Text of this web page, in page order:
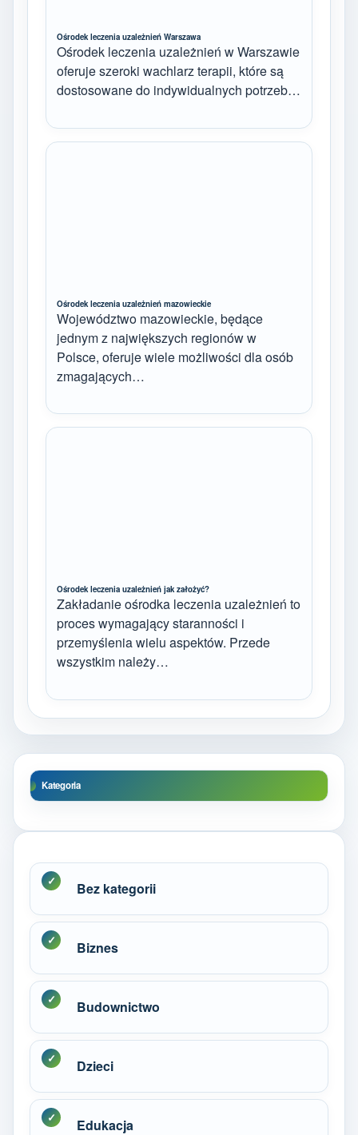
Ośrodek leczenia uzależnień Warszawa
Ośrodek leczenia uzależnień w Warszawie
oferuje szeroki wachlarz terapii, które są
dostosowane do indywidualnych potrzeb…
Ośrodek leczenia uzależnień mazowieckie
Województwo mazowieckie, będące
jednym z największych regionów w
Polsce, oferuje wiele możliwości dla osób
zmagających…
Ośrodek leczenia uzależnień jak założyć?
Zakładanie ośrodka leczenia uzależnień to
proces wymagający staranności i
przemyślenia wielu aspektów. Przede
wszystkim należy…
Kategoria
Bez kategorii
Biznes
Budownictwo
Dzieci
Edukacja